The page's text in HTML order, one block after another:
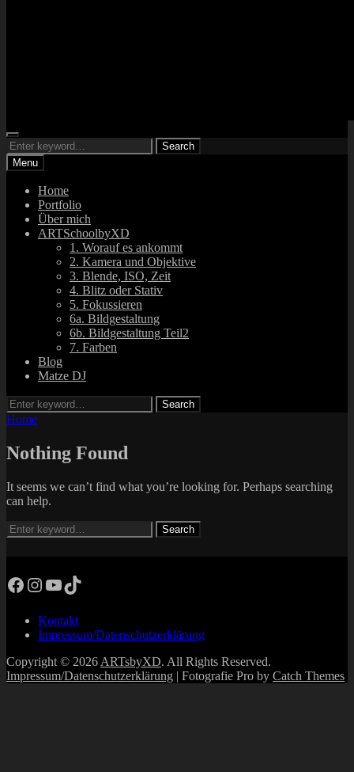
ARTsbyXD
Fotograf und DJ
Search
Search
for:
Search
Menu
Home
Portfolio
Über mich
ARTSchoolbyXD
1. Worauf es ankommt
2. Kamera und Objektive
3. Blende, ISO, Zeit
4. Blitz oder Stativ
5. Fokussieren
6a. Bildgestaltung
6b. Bildgestaltung Teil2
7. Farben
Blog
Matze DJ
Search
for:
Search
Home
Nothing Found
It seems we can’t find what you’re looking for. Perhaps searching
can help.
Search
for:
Search
Facebook
Instagram
YouTube
TikTok
Kontakt
Impressum/Datenschutzerklärung
Copyright © 2026 ARTsbyXD. All Rights Reserved.
Impressum/Datenschutzerklärung | Fotografie Pro by Catch Themes